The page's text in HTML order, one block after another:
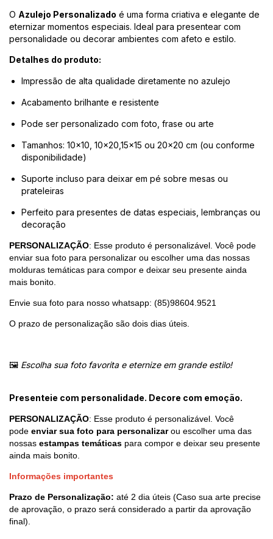
O Azulejo Personalizado é uma forma criativa e elegante de
eternizar momentos especiais. Ideal para presentear com
personalidade ou decorar ambientes com afeto e estilo.
Detalhes do produto:
Impressão de alta qualidade diretamente no azulejo
Acabamento brilhante e resistente
Pode ser personalizado com foto, frase ou arte
Tamanhos: 10x10, 10x20,15x15 ou 20x20 cm (ou conforme
disponibilidade)
Suporte incluso para deixar em pé sobre mesas ou
prateleiras
Perfeito para presentes de datas especiais, lembranças ou
decoração
PERSONALIZAÇÃO: Esse produto é personalizável. Você pode
enviar sua foto para personalizar ou escolher uma das nossas
molduras temáticas para compor e deixar seu presente ainda
mais bonito.
Envie sua foto para nosso whatsapp: (85)98604.9521
O prazo de personalização são dois dias úteis.
🖼️ Escolha sua foto favorita e eternize em grande estilo!
Presenteie com personalidade. Decore com emoção.
PERSONALIZAÇÃO: Esse produto é personalizável. Você
pode enviar sua foto para personalizarou escolher uma das
nossas estampas temáticas para compor e deixar seu presente
ainda mais bonito.
Informações importantes
Prazo de Personalização: até 2 dia úteis (Caso sua arte precise
de aprovação, o prazo será considerado a partir da aprovação
final).